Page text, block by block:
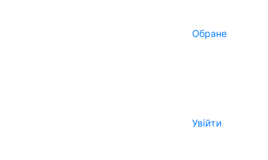
Обране
Увійти